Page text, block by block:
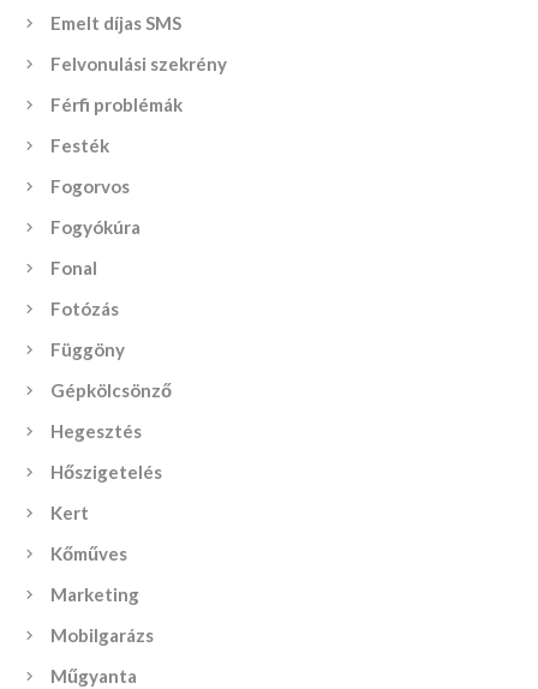
Emelt díjas SMS
Felvonulási szekrény
Férfi problémák
Festék
Fogorvos
Fogyókúra
Fonal
Fotózás
Függöny
Gépkölcsönző
Hegesztés
Hőszigetelés
Kert
Kőműves
Marketing
Mobilgarázs
Műgyanta